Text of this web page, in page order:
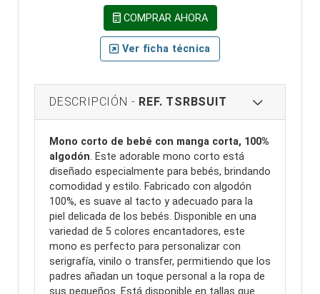
COMPRAR AHORA
Ver ficha técnica
DESCRIPCIÓN - REF. TSRBSUIT
Mono corto de bebé con manga corta, 100%
algodón. Este adorable mono corto está
diseñado especialmente para bebés, brindando
comodidad y estilo. Fabricado con algodón
100%, es suave al tacto y adecuado para la
piel delicada de los bebés. Disponible en una
variedad de 5 colores encantadores, este
mono es perfecto para personalizar con
serigrafía, vinilo o transfer, permitiendo que los
padres añadan un toque personal a la ropa de
sus pequeños. Está disponible en tallas que